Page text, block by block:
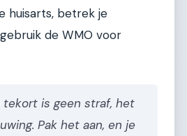
huisarts, betrek je
de WMO voor
tekort is geen straf, het
Pak het aan, en je